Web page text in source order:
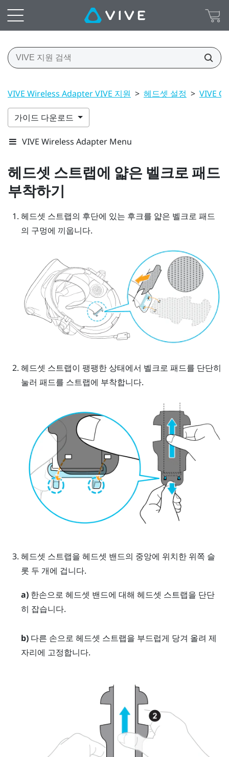
VIVE Wireless Adapter VIVE 지원 > 헤드셋 설정 > VIVE
가이드 다운로드
VIVE Wireless Adapter Menu
헤드셋 스트랩에 얇은 벨크로 패드
부착하기
헤드셋 스트랩의 후단에 있는 후크를 얇은 벨크로 패드
의 구멍에 끼웁니다.
헤드셋 스트랩이 팽팽한 상태에서 벨크로 패드를 단단히
눌러 패드를 스트랩에 부착합니다.
헤드셋 스트랩을 헤드셋 밴드의 중앙에 위치한 위쪽 슬
롯 두 개에 겁니다.
a)한손으로 헤드셋 밴드에 대해 헤드셋 스트랩을 단단
히 잡습니다.
b)다른 손으로 헤드셋 스트랩을 부드럽게 당겨 올려 제
자리에 고정합니다.